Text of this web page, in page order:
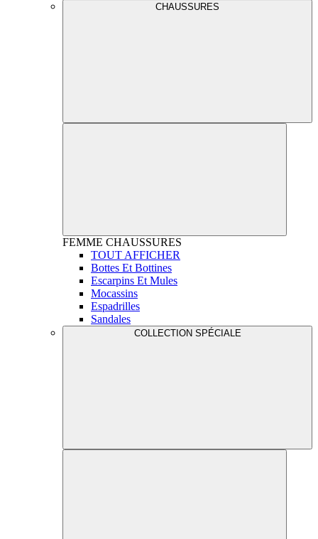
CHAUSSURES
FEMME CHAUSSURES
TOUT AFFICHER
Bottes Et Bottines
Escarpins Et Mules
Mocassins
Espadrilles
Sandales
COLLECTION SPÉCIALE